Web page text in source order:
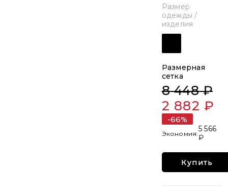
Размер
одежды /
изделия
Размерная
сетка
2 882 ₽
8 448 ₽
5 566
₽
-66%
Купить